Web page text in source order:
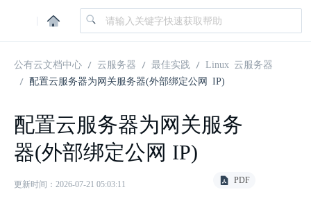
|
公有云文档中心 云服务器 最佳实践
Linux 云服务器
配置云服务器为网关服务器(外部绑定公网 IP)
配置云服务器为网关服务
器(外部绑定公网 IP)
更新时间：2026-07-21 05:03:11 PDF